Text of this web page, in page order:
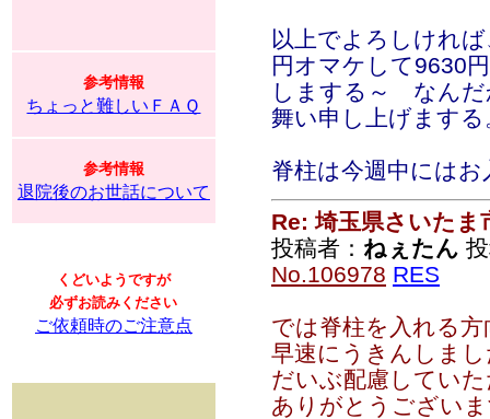
参考情報
ちょっと難しいＦＡＱ
参考情報
退院後のお世話について
くどいようですが
必ずお読みください
ご依頼時のご注意点
以上でよろしけれ
円オマケして9630
しまする～ なんだ
舞い申し上げまする
脊柱は今週中には
Re: 埼玉県さいたま
投稿者： ねぇたん
No.106978 RES
では脊柱を入れる
早速にうきんしま
だいぶ配慮してい
ありがとうござい